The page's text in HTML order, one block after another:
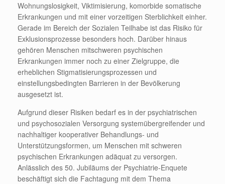
Wohnungslosigkeit, Viktimisierung, komorbide somatische
Erkrankungen und mit einer vorzeitigen Sterblichkeit einher.
Gerade im Bereich der Sozialen Teilhabe ist das Risiko für
Exklusionsprozesse besonders hoch. Darüber hinaus
gehören Menschen mitschweren psychischen
Erkrankungen immer noch zu einer Zielgruppe, die
erheblichen Stigmatisierungsprozessen und
einstellungsbedingten Barrieren in der Bevölkerung
ausgesetzt ist.
Aufgrund dieser Risiken bedarf es in der psychiatrischen
und psychosozialen Versorgung systemübergreifender und
nachhaltiger kooperativer Behandlungs- und
Unterstützungsformen, um Menschen mit schweren
psychischen Erkrankungen adäquat zu versorgen.
Anlässlich des 50. Jubiläums der Psychiatrie-Enquete
beschäftigt sich die Fachtagung mit dem Thema